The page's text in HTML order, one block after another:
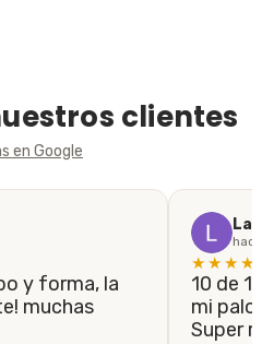
clientes
en Google
y forma, la
muchas
hace
★★★★★
10 de 10! En menos de 5 días llegó
mi palo
Super